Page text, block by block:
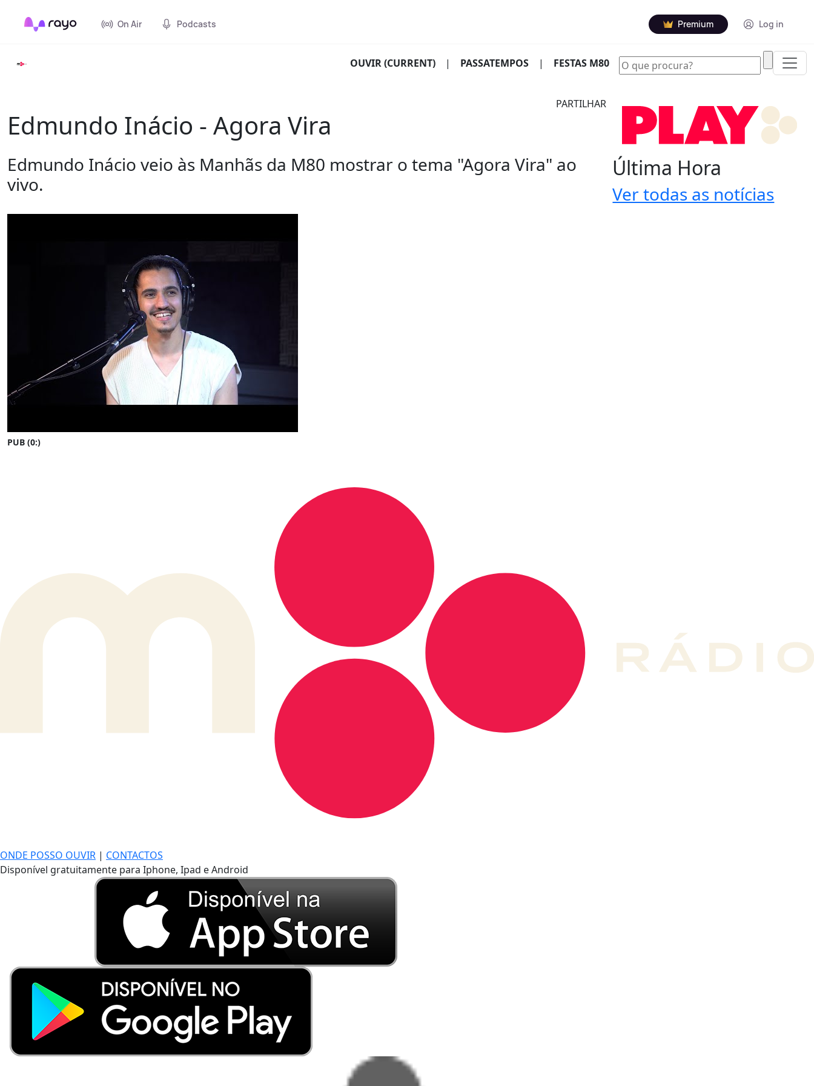
On Air Podcasts Premium Log in
OUVIR(CURRENT) | PASSATEMPOS | FESTAS M80
PARTILHAR
Edmundo Inácio - Agora Vira
Edmundo Inácio veio às Manhãs da M80 mostrar o tema "Agora Vira" ao
vivo.
PUB (0:)
Última Hora
Ver todas as notícias
ONDE POSSO OUVIR | CONTACTOS
Disponível gratuitamente para Iphone, Ipad e Android